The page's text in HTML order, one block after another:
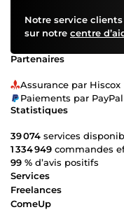
Notre service
sur notre centre
Partenaires
Assurance par Hiscox
Paiements par
Statistiques
39 074 services
1 334 949 commandes
99 % d’avis positifs
Services
Freelances
ComeUp